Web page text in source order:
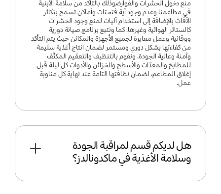
منع دخول الحشرات والقوارضوذلك بالتأكد من سلامة الأبنية
في مطاعمنا وعدم وجود أية فتحتات وأماكن تسمح بتكاثر
الآفات بالإضافة إلى استخدام آليات لمنع وجود الحشرات
كالستائر الهوائية وغيرها. كما ونتبع برنامج صيانة دورية
ووقائية وعمل معايرة لجميع الأجهزة والمكائن حيث يتم التأكد
من كفاءتها بشكل دوري ومستمر لضمان انتاج أغذية سليمة
وآمنة وعالية الجودة. ونقوم بالتنظيف والتعقيم المكثّف
للمطابخ والمعدّات والأسطح والخزائن والأدوات كل ليلة قبل
إغلاق المطاعم، لضمان نظافتها التامة عند نهاية كل مناوبة
عمل.
هل لديكم قسم لمراقبة الجودة
وسلامة الأغذية في ماكدونالدز؟